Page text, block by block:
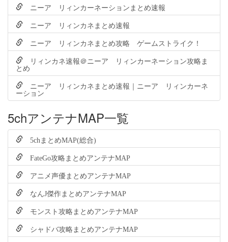
ニーア リィンカーネーションまとめ速報
ニーア リィンカネまとめ速報
ニーア リィンカネまとめ攻略 ゲームストライク！
リィンカネ速報＠ニーア リィンカーネーション攻略ま
とめ
ニーア リィンカネまとめ速報｜ニーア リィンカーネ
ーション
5chアンテナMAP一覧
5chまとめMAP(総合)
FateGo攻略まとめアンテナMAP
アニメ声優まとめアンテナMAP
なんJ傑作まとめアンテナMAP
モンスト攻略まとめアンテナMAP
シャドバ攻略まとめアンテナMAP